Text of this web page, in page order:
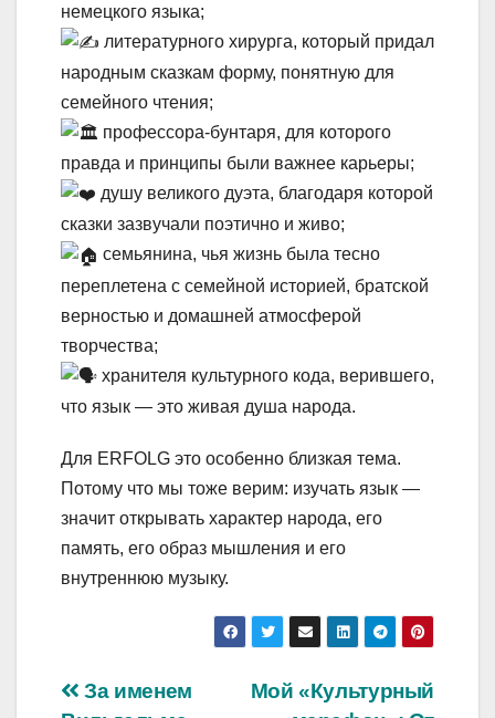
немецкого языка;
литературного хирурга, который придал
народным сказкам форму, понятную для
семейного чтения;
профессора-бунтаря, для которого
правда и принципы были важнее карьеры;
душу великого дуэта, благодаря которой
сказки зазвучали поэтично и живо;
семьянина, чья жизнь была тесно
переплетена с семейной историей, братской
верностью и домашней атмосферой
творчества;
хранителя культурного кода, верившего,
что язык — это живая душа народа.
Для ERFOLG это особенно близкая тема.
Потому что мы тоже верим: изучать язык —
значит открывать характер народа, его
память, его образ мышления и его
внутреннюю музыку.
Навигация
Мой «Культурный
За именем